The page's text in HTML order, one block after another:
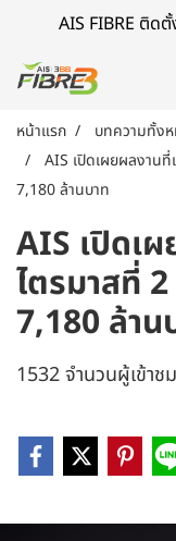
AIS FIBRE ติด
หน้าแรก บทความทั้ง
AIS เปิดเผยผลงาน
7,180 ล้านบาท
AIS เปิดเ
ไตรมาสที่
7,180 ล้าน
1532 จำนวนผู้เข้าชม